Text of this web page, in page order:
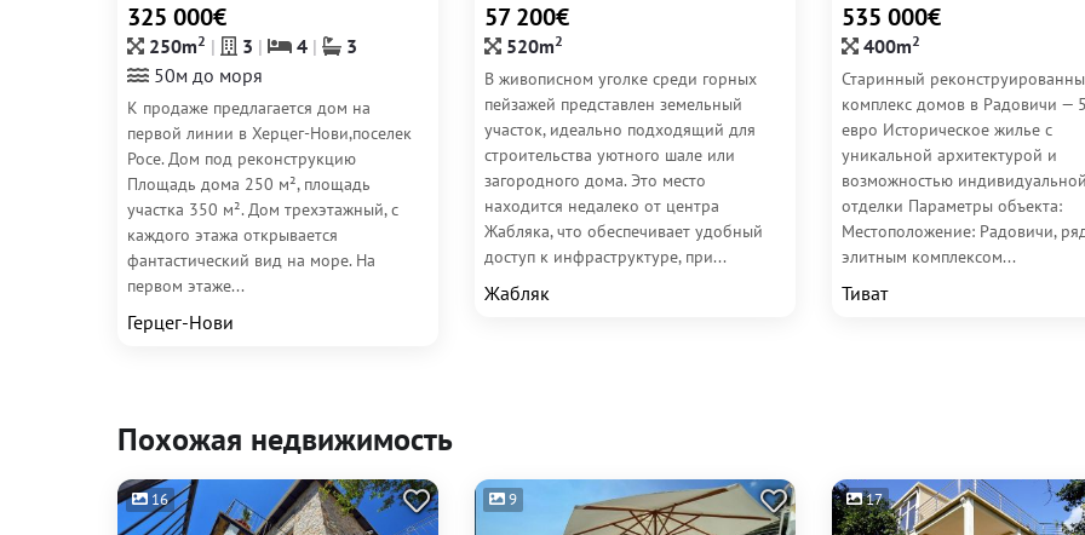
325 000€
250m2 3 4
3
50м до моря
К продаже предлагается дом на
первой линии в Херцег-Нови,поселек
Росе. Дом под реконструкцию
Площадь дома 250 м², площадь
участка 350 м². Дом трехэтажный, с
каждого этажа открывается
фантастический вид на море. На
первом этаже...
Герцег-Нови
57 200€
520m2
В живописном уголке среди горных
пейзажей представлен земельный
участок, идеально подходящий для
строительства уютного шале или
загородного дома. Это место
находится недалеко от центра
Жабляка, что обеспечивает удобный
доступ к инфраструктуре, при...
Жабляк
535 000€
400m2
Старинный
комплекс домов в Радовичи —
евро Историческое жилье с
уникальной архитектурой и
возможностью
отделки Параметры объекта:
Местоположение: Радовичи,
элитным комплексом...
Тиват
Похожая недвижимость
16 9 17